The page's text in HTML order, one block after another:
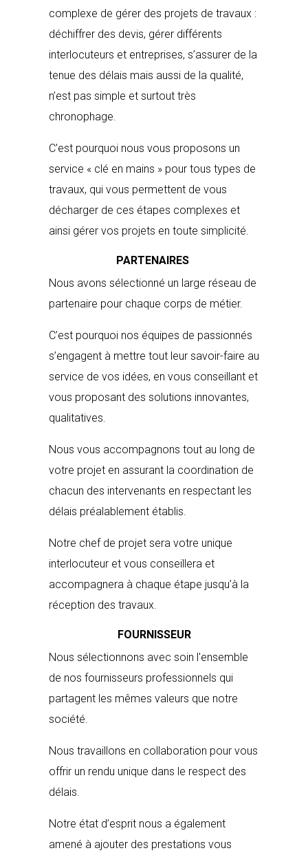
complexe de gérer des projets de travaux :
déchiffrer des devis, gérer différents
interlocuteurs et entreprises, s’assurer de la
tenue des délais mais aussi de la qualité,
n’est pas simple et surtout très
chronophage.
C’est pourquoi nous vous proposons un
service « clé en mains » pour tous types de
travaux, qui vous permettent de vous
décharger de ces étapes complexes et
ainsi gérer vos projets en toute simplicité.
PARTENAIRES
Nous avons sélectionné un large réseau de
partenaire pour chaque corps de métier.
C’est pourquoi nos équipes de passionnés
s’engagent à mettre tout leur savoir-faire au
service de vos idées, en vous conseillant et
vous proposant des solutions innovantes,
qualitatives.
Nous vous accompagnons tout au long de
votre projet en assurant la coordination de
chacun des intervenants en respectant les
délais préalablement établis.
Notre chef de projet sera votre unique
interlocuteur et vous conseillera et
accompagnera à chaque étape jusqu’à la
réception des travaux.
FOURNISSEUR
Nous sélectionnons avec soin l'ensemble
de nos fournisseurs professionnels qui
partagent les mêmes valeurs que notre
société.
Nous travaillons en collaboration pour vous
offrir un rendu unique dans le respect des
délais.
Notre état d’esprit nous a également
amené à ajouter des prestations vous